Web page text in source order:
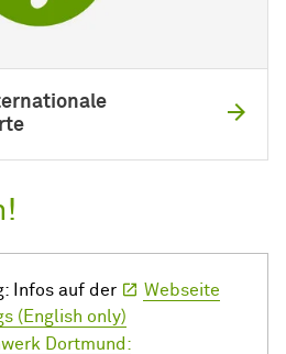
Infos auf der
Webseite
(English only)
Dortmund: